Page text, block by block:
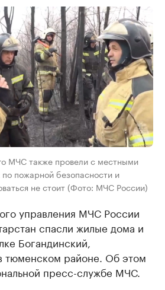
МЧС также провели с местными
пожарной безопасности и
не стоит (Фото: МЧС России)
управления МЧС России
спасли жилые дома и
Богандинский,
тюменском районе. Об этом
пресс-службе МЧС.